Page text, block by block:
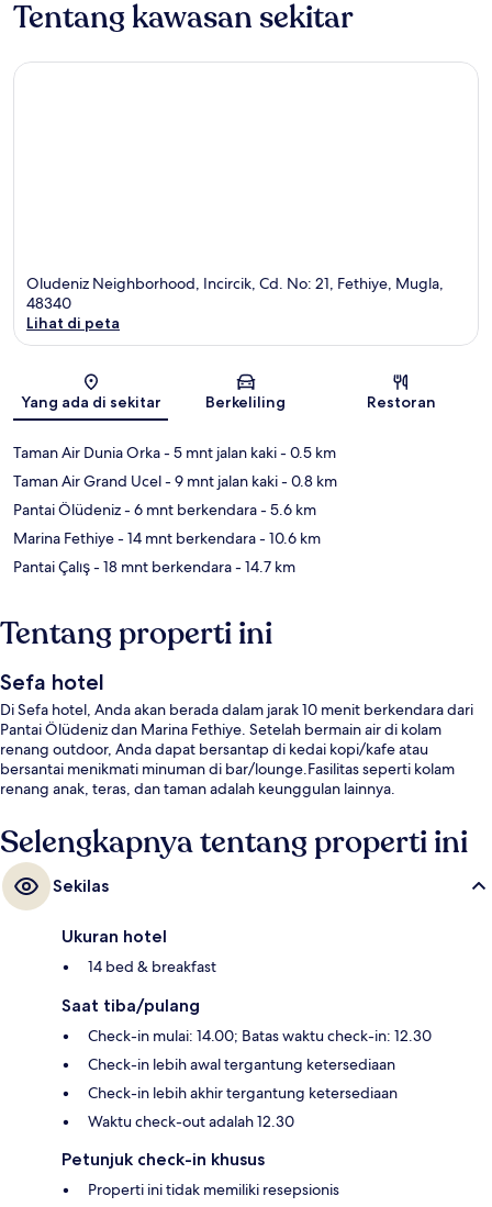
Tentang kawasan sekitar
Oludeniz Neighborhood, Incircik, Cd. No: 21, Fethiye, Mugla,
48340
Lihat di peta
Yang ada di sekitar Berkeliling Restoran
Taman Air Dunia Orka- 5 mnt jalan kaki- 0.5 km
Taman Air Grand Ucel- 9 mnt jalan kaki- 0.8 km
Pantai Ölüdeniz- 6 mnt berkendara- 5.6 km
Marina Fethiye- 14 mnt berkendara- 10.6 km
Pantai Çalış- 18 mnt berkendara- 14.7 km
Tentang properti ini
Sefa hotel
Di Sefa hotel, Anda akan berada dalam jarak 10 menit berkendara dari
Pantai Ölüdeniz dan Marina Fethiye. Setelah bermain air di kolam
renang outdoor, Anda dapat bersantap di kedai kopi/kafe atau
bersantai menikmati minuman di bar/lounge.Fasilitas seperti kolam
renang anak, teras, dan taman adalah keunggulan lainnya.
Selengkapnya tentang properti ini
Sekilas
Ukuran hotel
14 bed & breakfast
Saat tiba/pulang
Check-in mulai: 14.00; Batas waktu check-in: 12.30
Check-in lebih awal tergantung ketersediaan
Check-in lebih akhir tergantung ketersediaan
Waktu check-out adalah 12.30
Petunjuk check-in khusus
Properti ini tidak memiliki resepsionis